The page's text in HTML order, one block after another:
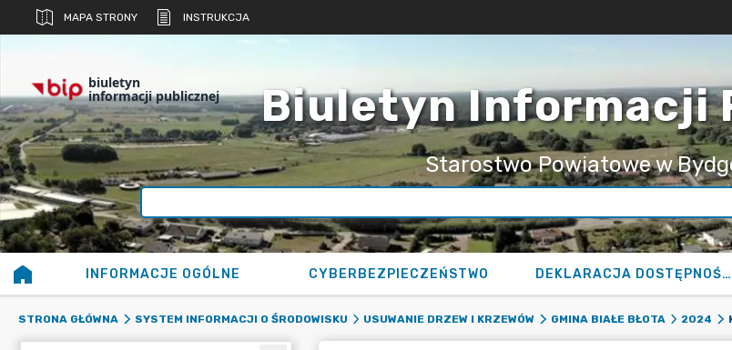
MAPA STRONY INSTRUKCJA
biuletyn
informacji publicznej Biuletyn Informacji
Starostwo Powiatowe w
INFORMACJE OGÓLNE CYBERBEZPIECZEŃSTWO DEKLARACJA DOSTĘPNOŚCI
STRONA GŁÓWNA SYSTEM INFORMACJI O ŚRODOWISKU USUWANIE DRZEW I KRZEWÓW GMINA BIAŁE BŁOTA 2024